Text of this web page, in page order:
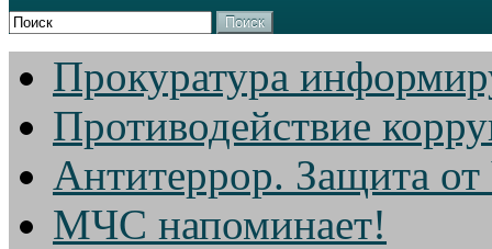
Поиск
Прокуратура
Противодействие
Антитеррор. Защита
МЧС напоминает!